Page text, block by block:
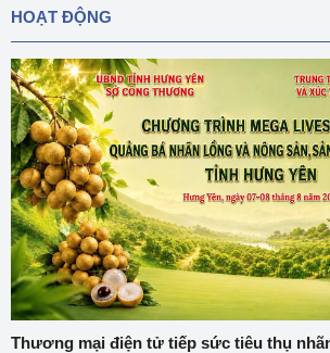
HOẠT ĐỘNG
Thương mại điện tử tiếp sức tiêu thụ